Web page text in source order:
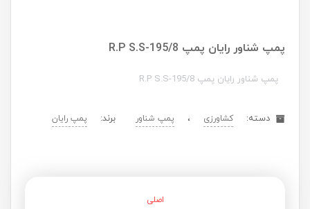
پمپ شناور رایان پمپ R.P S.S-195/8
پمپ شناور رایان پمپ R.P S.S-195/8
دسته: کشاورزی ، پمپ شناور برند: پمپ رایان
اصلی